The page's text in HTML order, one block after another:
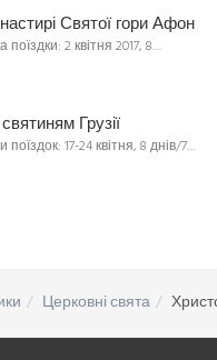
Святої гори Афон
поїздки: 2 квітня 2017, 8…
Грузії
поїздок: 17-24 квітня, 8 днів/7…
Церковні свята